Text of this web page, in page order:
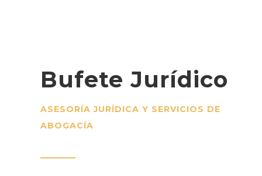
Bufete Jurídico
ASESORÍA JURÍDICA Y SERVICIOS DE
ABOGACÍA